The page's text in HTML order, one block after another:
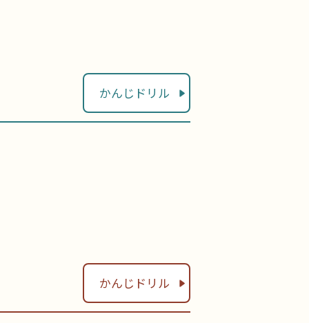
かんじドリル
かんじドリル